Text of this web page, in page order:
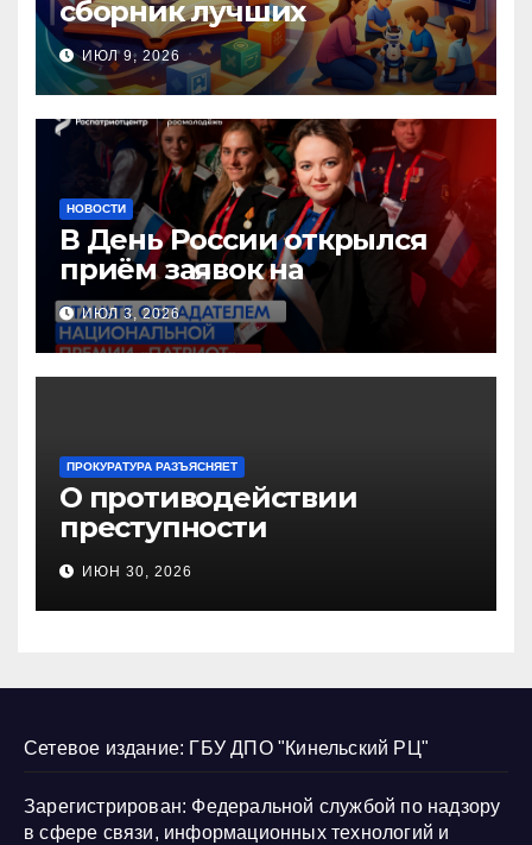
сборник лучших
инновационных практик
педагогов дошкольного
образования!
ИЮЛ 9, 2026
НОВОСТИ
В День России открылся
приём заявок на
Национальную премию
«Патриот»
ИЮЛ 3, 2026
ПРОКУРАТУРА РАЗЪЯСНЯЕТ
О противодействии
преступности
несовершеннолетних и
нарушению их прав
ИЮН 30, 2026
Сетевое издание: ГБУ ДПО "Кинельский РЦ"
Зарегистрирован: Федеральной службой по надзору
в сфере связи, информационных технологий и